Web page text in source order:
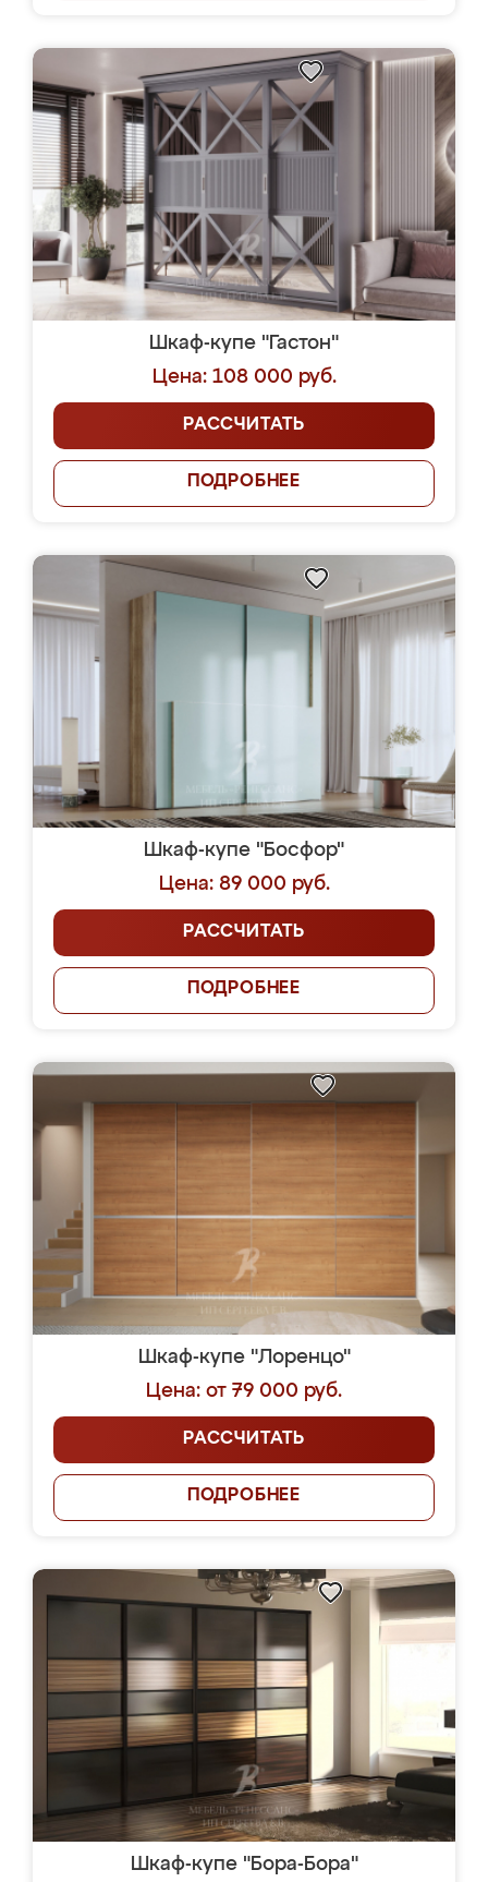
Шкаф-купе "Гастон"
Цена: 108 000 руб.
РАССЧИТАТЬ
ПОДРОБНЕЕ
Шкаф-купе "Босфор"
Цена: 89 000 руб.
РАССЧИТАТЬ
ПОДРОБНЕЕ
Шкаф-купе "Лоренцо"
Цена: от 79 000 руб.
РАССЧИТАТЬ
ПОДРОБНЕЕ
Шкаф-купе "Бора-Бора"